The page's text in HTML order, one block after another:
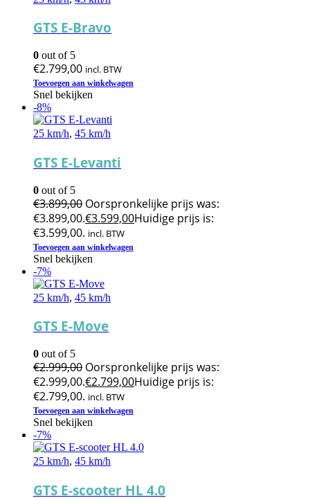
GTS E-Bravo
0 out of 5
€2.799,00 incl. BTW
Toevoegen aan winkelwagen
Snel bekijken
-8%
25 km/h, 45 km/h
GTS E-Levanti
0 out of 5
€3.899,00 Oorspronkelijke prijs was:
€3.899,00.€3.599,00Huidige prijs is:
€3.599,00. incl. BTW
Toevoegen aan winkelwagen
Snel bekijken
-7%
25 km/h, 45 km/h
GTS E-Move
0 out of 5
€2.999,00 Oorspronkelijke prijs was:
€2.999,00.€2.799,00Huidige prijs is:
€2.799,00. incl. BTW
Toevoegen aan winkelwagen
Snel bekijken
-7%
25 km/h, 45 km/h
GTS E-scooter HL 4.0